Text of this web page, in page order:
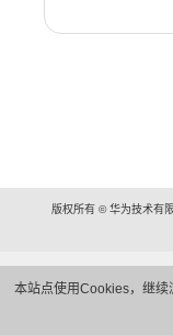
本站点使用Cookies，继续
版权所有 © 华为技术有